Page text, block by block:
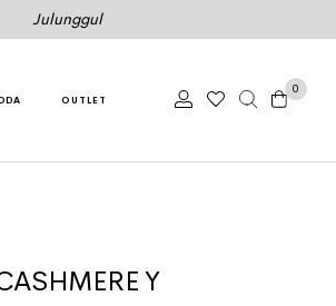
Julunggul
OUTLET
0
Y